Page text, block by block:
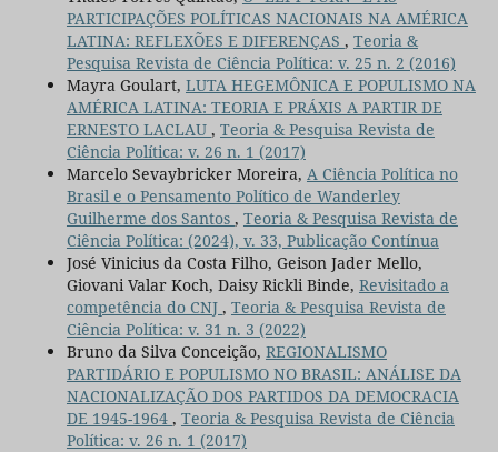
PARTICIPAÇÕES POLÍTICAS NACIONAIS NA AMÉRICA
LATINA: REFLEXÕES E DIFERENÇAS , Teoria &
Pesquisa Revista de Ciência Política: v. 25 n. 2 (2016)
Mayra Goulart, LUTA HEGEMÔNICA E POPULISMO NA
AMÉRICA LATINA: TEORIA E PRÁXIS A PARTIR DE
ERNESTO LACLAU , Teoria & Pesquisa Revista de
Ciência Política: v. 26 n. 1 (2017)
Marcelo Sevaybricker Moreira, A Ciência Política no
Brasil e o Pensamento Político de Wanderley
Guilherme dos Santos , Teoria & Pesquisa Revista de
Ciência Política: (2024), v. 33, Publicação Contínua
José Vinicius da Costa Filho, Geison Jader Mello,
Giovani Valar Koch, Daisy Rickli Binde, Revisitado a
competência do CNJ , Teoria & Pesquisa Revista de
Ciência Política: v. 31 n. 3 (2022)
Bruno da Silva Conceição, REGIONALISMO
PARTIDÁRIO E POPULISMO NO BRASIL: ANÁLISE DA
NACIONALIZAÇÃO DOS PARTIDOS DA DEMOCRACIA
DE 1945-1964 , Teoria & Pesquisa Revista de Ciência
Política: v. 26 n. 1 (2017)